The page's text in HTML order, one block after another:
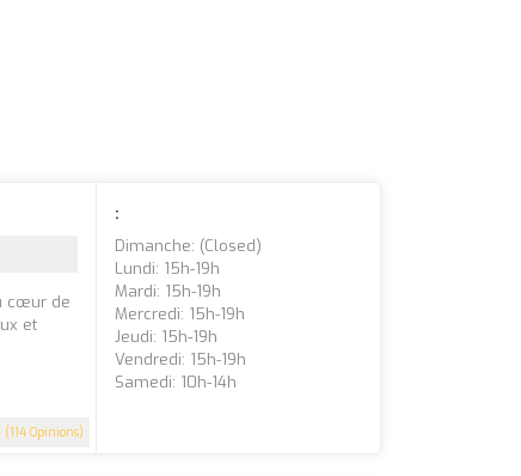
(114 Opinions)
cœur de
et
:
Dimanche: (closed)
Lundi: 15h-19h
Mardi: 15h-19h
Mercredi: 15h-19h
Jeudi: 15h-19h
Vendredi: 15h-19h
Samedi: 10h-14h